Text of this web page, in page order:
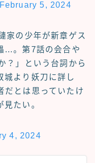
February 5, 2024
家の少年が新章ゲス
…。第7話の会合や
？」という台詞から
城より妖刀に詳し
だとは思っていたけ
たい。
4, 2024